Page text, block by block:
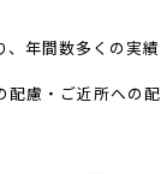
、年間数多くの実績
配慮・ご近所への配